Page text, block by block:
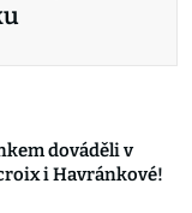
dováděli v
i Havránkové!